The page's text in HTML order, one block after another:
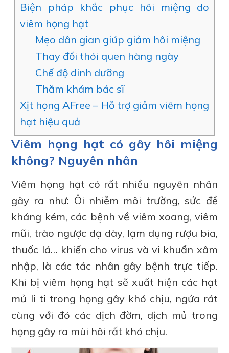
Biện pháp khắc phục hôi miệng do
viêm họng hạt
Mẹo dân gian giúp giảm hôi miệng
Thay đổi thói quen hàng ngày
Chế độ dinh dưỡng
Thăm khám bác sĩ
Xịt họng AFree – Hỗ trợ giảm viêm họng
hạt hiệu quả
Viêm họng hạt có gây hôi miệng
không? Nguyên nhân
Viêm họng hạt có rất nhiều nguyên nhân
gây ra như: Ôi nhiễm môi trường, sức đề
kháng kém, các bệnh về viêm xoang, viêm
mũi, trào ngược dạ dày, lạm dụng rượu bia,
thuốc lá… khiến cho virus và vi khuẩn xâm
nhập, là các tác nhân gây bệnh trực tiếp.
Khi bị viêm họng hạt sẽ xuất hiện các hạt
mủ li ti trong họng gây khó chịu, ngứa rát
cùng với đó các dịch đờm, dịch mủ trong
họng gây ra mùi hôi rất khó chịu.